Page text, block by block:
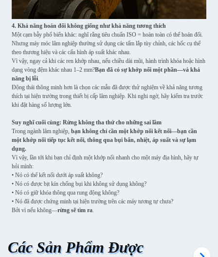
4. Khả năng hoán đổi không giống như khả năng tương thích
Một cạm bẫy phổ biến khác: nghĩ rằng tiêu chuẩn ISO = hoàn toàn có thể hoán đổi.
Nhưng máy móc lâm nghiệp thường sử dụng các tấm lắp tùy chỉnh, các hốc cụ thể
theo thương hiệu và các cấu hình áp suất khác nhau.
Vì vậy, ngay cả khi các ren khớp nhau, nếu chiều dài mũi, hành trình khóa hoặc hình
dạng vòng đệm khác nhau 1–2 mm?Bạn đã có sự khớp nối một phần—và khả
năng bị lỗi.
Động thái thông minh hơn là chọn các mẫu đã được thử nghiệm về khả năng tương
thích tại hiện trường trong thiết bị cấp lâm nghiệp. Khi nghi ngờ, hãy kiểm tra trước
khi đặt hàng số lượng lớn.
Suy nghĩ cuối cùng: Rừng không tha thứ cho những sai lầm
Trong ngành lâm nghiệp, bạn không chỉ cần một khớp nối kết nối—bạn cần
một khớp nối tiếp tục kết nối, thông qua bụi bẩn, nhiệt, áp suất và sự lạm
dụng.
Vì vậy, lần tới khi bạn chỉ định một khớp nối nhanh cho một máy địa hình, hãy tự
hỏi mình:
• Nó có thể kết nối dưới áp suất không?
• Nó có được bịt kín chống bụi khi không sử dụng không?
• Nó có giữ khóa thông qua rung động không?
• Nó đã được chứng minh tại hiện trường trên các máy tương tự chưa?
Bởi vì nếu không—rừng sẽ tìm ra.
Các Sản Phẩm Được